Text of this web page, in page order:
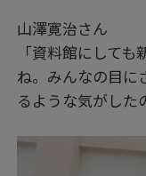
山澤寛治さん
「資料館にして
ね。みんなの目に
るような気がした